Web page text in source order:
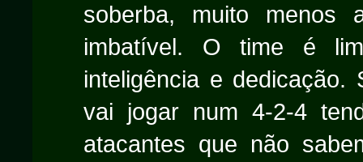
soberba, muito menos
imbatível. O time é
inteligência e dedicação.
vai jogar num 4-2-4
atacantes que não